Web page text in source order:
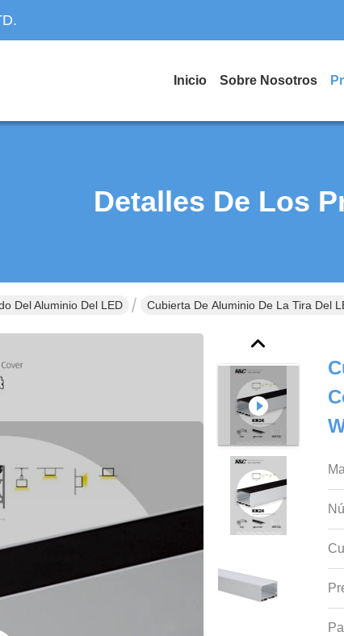
Inicio Sobre Nosotros
Detalles De Los
Del Aluminio Del LED Cubierta De Aluminio De La Tira Del